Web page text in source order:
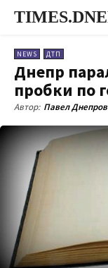
NEWS ДТП
Днепр
пробки по
Автор: Павел